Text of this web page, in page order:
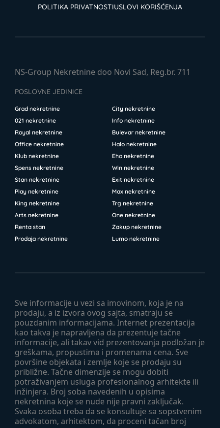
POLITIKA PRIVATNOSTIUSLOVI KORIŠĆENJA
Sve informacije u vezi sa imovinom, koja je na
prodaju, a iz izvora ovog sajta, smatraju se
pouzdanim informacijama. Internet prezentacija
kao takva je napravljena da prezentuje tačne
informacije, ali takav vid prezentovanja podložan je
greškama, propustima i promenama cena. Sve
površine objekata i zemlje koje se prodaju su
približne. Tačne dimenzije se mogu dobiti
potraživanjem usluga profesionalnog arhitekte ili
inžinjera. Broj soba navedenih u opisima
nekretnina koje se nude nije pravni zaključak.
Svaka osoba treba da se konsultuje sa sopstvenim
advokatom, arhitektom, da proceni tačan broj
NS-Group Nekretnine doo Novi Sad, Reg.br. 711
POSLOVNE JEDINICE
Grad nekretnine
City nekretnine
021 nekretnine
Info nekretnine
Royal nekretnine
Bulevar nekretnine
Office nekretnine
Halo nekretnine
Klub nekretnine
Eho nekretnine
Spens nekretnine
Win nekretnine
Stan nekretnine
Exit nekretnine
Play nekretnine
Max nekretnine
King nekretnine
Trg nekretnine
Arts nekretnine
One nekretnine
Renta stan
Zakup nekretnine
Prodaja nekretnine
Lumo nekretnine